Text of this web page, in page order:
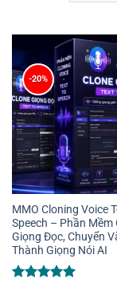
-20%
MMO Cloning Voice
Speech – Phần Mềm
Giọng Đọc, Chuyển
Thành Giọng Nói AI